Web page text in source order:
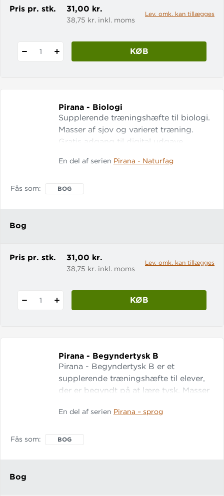
Pris pr. stk. 31,00 kr.
38,75 kr. inkl. moms
Lev. omk. kan tillægges
1 KØB
Pirana - Biologi
Supplerende træningshæfte til biologi.
Masser af sjov og varieret træning.
Gratis adgang til digital udgave.
En del af serien Pirana - Naturfag
Fås som BOG
Bog
Pris pr. stk. 31,00 kr.
38,75 kr. inkl. moms
Lev. omk. kan tillægges
1 KØB
Pirana - Begyndertysk B
Pirana - Begyndertysk B er et
supplerende træningshæfte til elever,
der er begyndt på at lære tysk. Masser
adgang til digital udgave. Der findes
En del af serien Pirana – sprog
Fås som BOG
Bog